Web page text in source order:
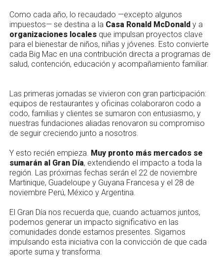
Como cada año, lo recaudado —excepto algunos
impuestos— se destina a la Casa Ronald McDonaldy a
organizaciones localesque impulsan proyectos clave
para el bienestar de niños, niñas y jóvenes. Esto convierte
cada Big Mac en una contribución directa a programas de
salud, contención, educación y acompañamiento familiar.
Las primeras jornadas se vivieron con gran participación:
equipos de restaurantes y oficinas colaboraron codo a
codo, familias y clientes se sumaron con entusiasmo, y
nuestras fundaciones aliadas renovaron su compromiso
de seguir creciendo junto a nosotros.
Y esto recién empieza. Muy pronto más mercados se
sumarán al Gran Día, extendiendo el impacto a toda la
región. Las próximas fechas serán el 22 de noviembre
Martinique, Guadeloupe y Guyana Francesa y el 28 de
noviembre Perú, México y Argentina.
El Gran Día nos recuerda que, cuando actuamos juntos,
podemos generar un impacto significativo en las
comunidades donde estamos presentes. Sigamos
impulsando esta iniciativa con la convicción de que cada
aporte suma y transforma.